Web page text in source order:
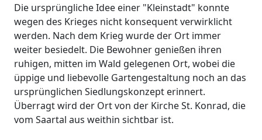
Die ursprüngliche Idee einer "Kleinstadt" konnte
wegen des Krieges nicht konsequent verwirklicht
werden. Nach dem Krieg wurde der Ort immer
weiter besiedelt. Die Bewohner genießen ihren
ruhigen, mitten im Wald gelegenen Ort, wobei die
üppige und liebevolle Gartengestaltung noch an das
ursprünglichen Siedlungskonzept erinnert.
Überragt wird der Ort von der Kirche St. Konrad, die
vom Saartal aus weithin sichtbar ist.